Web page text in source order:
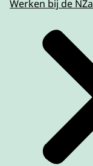
Werken bij de NZa